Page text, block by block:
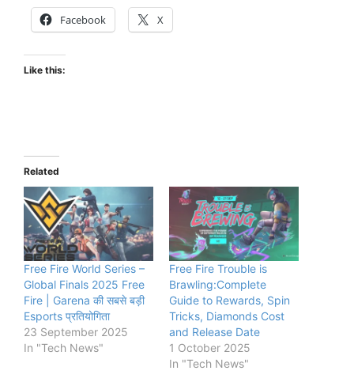
Facebook X
Like this:
Related
Free Fire World Series –
Global Finals 2025 Free
Fire | Garena की सबसे बड़ी
Esports प्रतियोगिता
23 September 2025
In "Tech News"
Free Fire Trouble is
Brawling:Complete
Guide to Rewards, Spin
Tricks, Diamonds Cost
and Release Date
1 October 2025
In "Tech News"